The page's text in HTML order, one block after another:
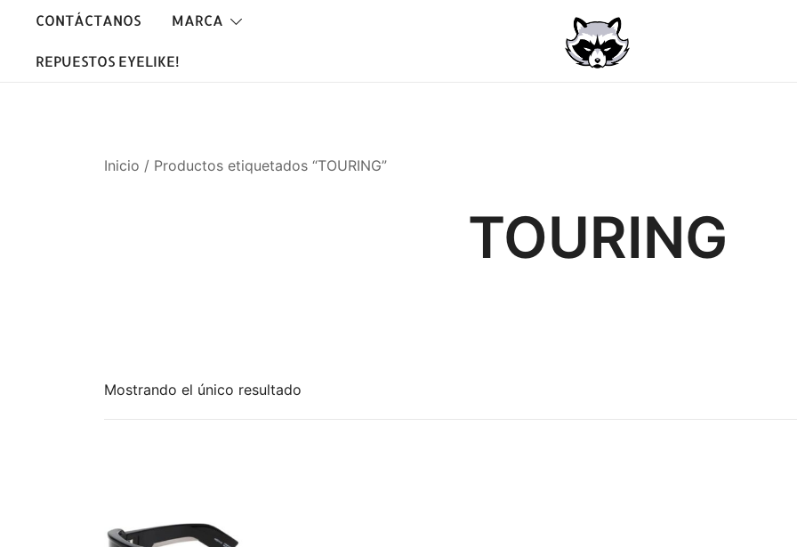
contenido
CONTÁCTANOS MARCA
REPUESTOS EYELIKE!
Inicio / Productos etiquetados “TOURING”
TOURING
Mostrando el único resultado